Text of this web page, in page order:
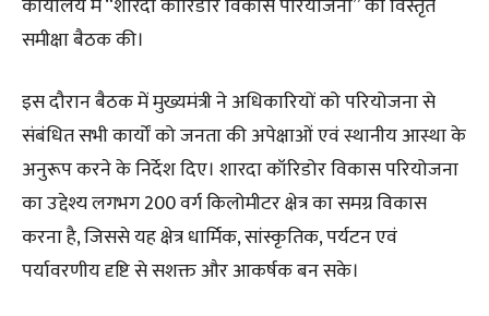
कार्यालय में “शारदा कॉरिडोर विकास परियोजना” की विस्तृत
समीक्षा बैठक की।
इस दौरान बैठक में मुख्यमंत्री ने अधिकारियों को परियोजना से
संबंधित सभी कार्यों को जनता की अपेक्षाओं एवं स्थानीय आस्था के
अनुरूप करने के निर्देश दिए। शारदा कॉरिडोर विकास परियोजना
का उद्देश्य लगभग 200 वर्ग किलोमीटर क्षेत्र का समग्र विकास
करना है, जिससे यह क्षेत्र धार्मिक, सांस्कृतिक, पर्यटन एवं
पर्यावरणीय दृष्टि से सशक्त और आकर्षक बन सके।